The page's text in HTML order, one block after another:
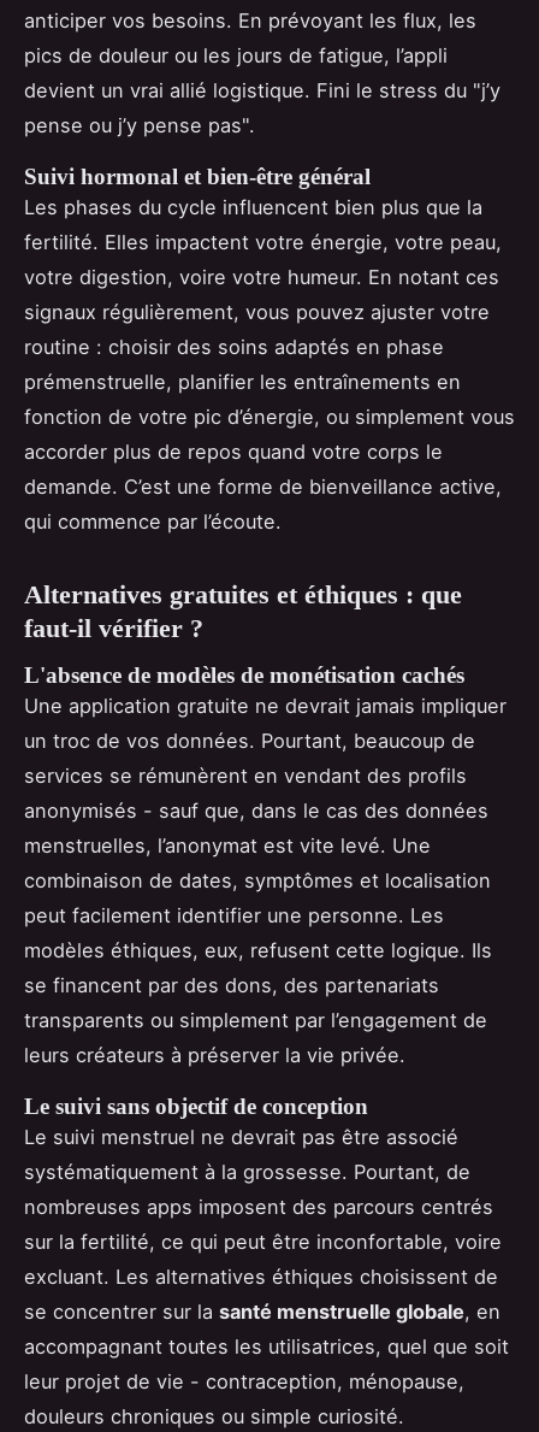
anticiper vos besoins. En prévoyant les flux, les
pics de douleur ou les jours de fatigue, l’appli
devient un vrai allié logistique. Fini le stress du "j’y
pense ou j’y pense pas".
Suivi hormonal et bien-être général
Les phases du cycle influencent bien plus que la
fertilité. Elles impactent votre énergie, votre peau,
votre digestion, voire votre humeur. En notant ces
signaux régulièrement, vous pouvez ajuster votre
routine : choisir des soins adaptés en phase
prémenstruelle, planifier les entraînements en
fonction de votre pic d’énergie, ou simplement vous
accorder plus de repos quand votre corps le
demande. C’est une forme de bienveillance active,
qui commence par l’écoute.
Alternatives gratuites et éthiques : que
faut-il vérifier ?
L'absence de modèles de monétisation cachés
Une application gratuite ne devrait jamais impliquer
un troc de vos données. Pourtant, beaucoup de
services se rémunèrent en vendant des profils
anonymisés - sauf que, dans le cas des données
menstruelles, l’anonymat est vite levé. Une
combinaison de dates, symptômes et localisation
peut facilement identifier une personne. Les
modèles éthiques, eux, refusent cette logique. Ils
se financent par des dons, des partenariats
transparents ou simplement par l’engagement de
leurs créateurs à préserver la vie privée.
Le suivi sans objectif de conception
Le suivi menstruel ne devrait pas être associé
systématiquement à la grossesse. Pourtant, de
nombreuses apps imposent des parcours centrés
sur la fertilité, ce qui peut être inconfortable, voire
excluant. Les alternatives éthiques choisissent de
se concentrer sur la santé menstruelle globale, en
accompagnant toutes les utilisatrices, quel que soit
leur projet de vie - contraception, ménopause,
douleurs chroniques ou simple curiosité.